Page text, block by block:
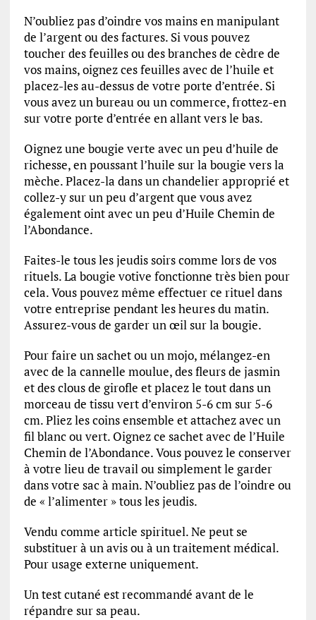
N’oubliez pas d’oindre vos mains en manipulant
de l’argent ou des factures. Si vous pouvez
toucher des feuilles ou des branches de cèdre de
vos mains, oignez ces feuilles avec de l’huile et
placez-les au-dessus de votre porte d’entrée. Si
vous avez un bureau ou un commerce, frottez-en
sur votre porte d’entrée en allant vers le bas.
Oignez une bougie verte avec un peu d’huile de
richesse, en poussant l’huile sur la bougie vers la
mèche. Placez-la dans un chandelier approprié et
collez-y sur un peu d’argent que vous avez
également oint avec un peu d’Huile Chemin de
l’Abondance.
Faites-le tous les jeudis soirs comme lors de vos
rituels. La bougie votive fonctionne très bien pour
cela. Vous pouvez même effectuer ce rituel dans
votre entreprise pendant les heures du matin.
Assurez-vous de garder un œil sur la bougie.
Pour faire un sachet ou un mojo, mélangez-en
avec de la cannelle moulue, des fleurs de jasmin
et des clous de girofle et placez le tout dans un
morceau de tissu vert d’environ 5-6 cm sur 5-6
cm. Pliez les coins ensemble et attachez avec un
fil blanc ou vert. Oignez ce sachet avec de l’Huile
Chemin de l’Abondance. Vous pouvez le conserver
à votre lieu de travail ou simplement le garder
dans votre sac à main. N’oubliez pas de l’oindre ou
de « l’alimenter » tous les jeudis.
Vendu comme article spirituel. Ne peut se
substituer à un avis ou à un traitement médical.
Pour usage externe uniquement.
Un test cutané est recommandé avant de le
répandre sur sa peau.